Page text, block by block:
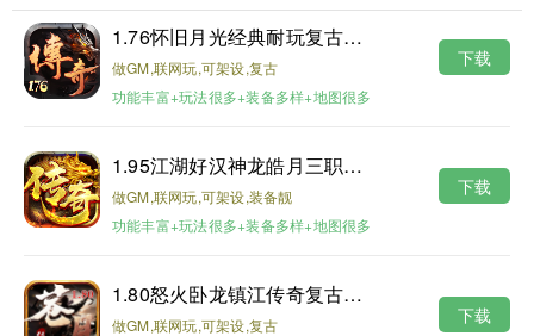
1.76怀旧月光经典耐玩复古金币版
做GM,联网玩,可架设,复古
功能丰富+玩法很多+装备多样+地图很多
下载
1.95江湖好汉神龙皓月三职业版本
做GM,联网玩,可架设,装备靓
功能丰富+玩法很多+装备多样+地图很多
下载
1.80怒火卧龙镇江传奇复古耐玩版
做GM,联网玩,可架设,复古
下载